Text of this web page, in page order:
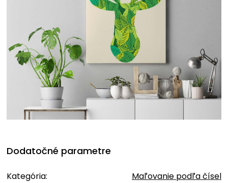
Dodatočné parametre
Kategória: Maľovanie podľa čísel